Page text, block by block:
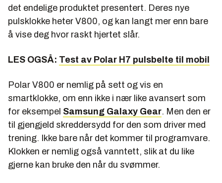
det endelige produktet presentert. Deres nye
pulsklokke heter V800, og kan langt mer enn bare
å vise deg hvor raskt hjertet slår.
LES OGSÅ: Test av Polar H7 pulsbelte til mobil
Polar V800 er nemlig på sett og vis en
smartklokke, om enn ikke i nær like avansert som
for eksempel Samsung Galaxy Gear. Men den er
til gjengjeld skreddersydd for den som driver med
trening. Ikke bare når det kommer til programvare.
Klokken er nemlig også vanntett, slik at du like
gjerne kan bruke den når du svømmer.